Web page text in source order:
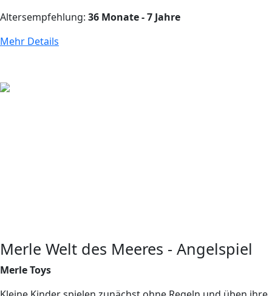
Altersempfehlung: 36 Monate - 7 Jahre
Mehr Details
Merle Welt des Meeres - Angelspiel
Merle Toys